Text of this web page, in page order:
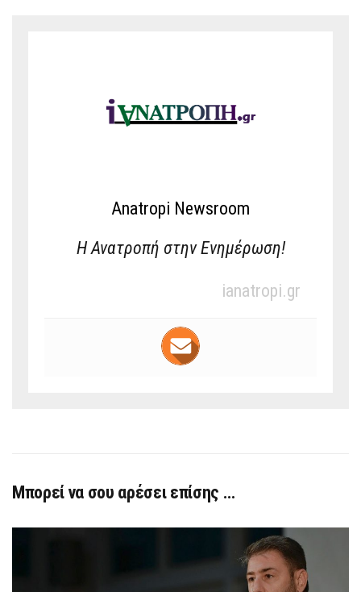
Anatropi Newsroom
Η Ανατροπή στην Ενημέρωση!
ianatropi.gr
Μπορεί να σου αρέσει επίσης …